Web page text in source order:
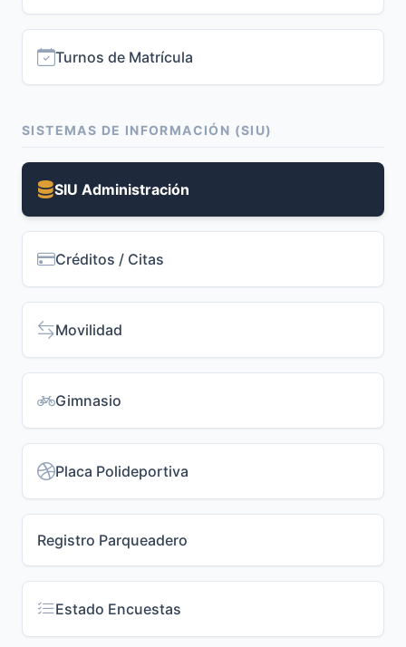
Turnos de Matrícula
SISTEMAS DE INFORMACIÓN (SIU)
SIU Administración
Créditos / Citas
Movilidad
Gimnasio
Placa Polideportiva
Registro Parqueadero
Estado Encuestas